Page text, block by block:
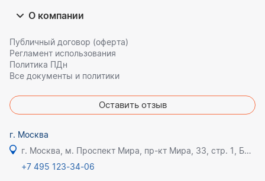
О компании
Публичный договор (оферта)
Регламент использования
Политика ПДн
Все документы и политики
Оставить отзыв
г. Москва
г. Москва, м. Проспект Мира, пр-кт Мира, 33, стр. 1, БЦ Олимпик плаза
+7 495 123-34-06